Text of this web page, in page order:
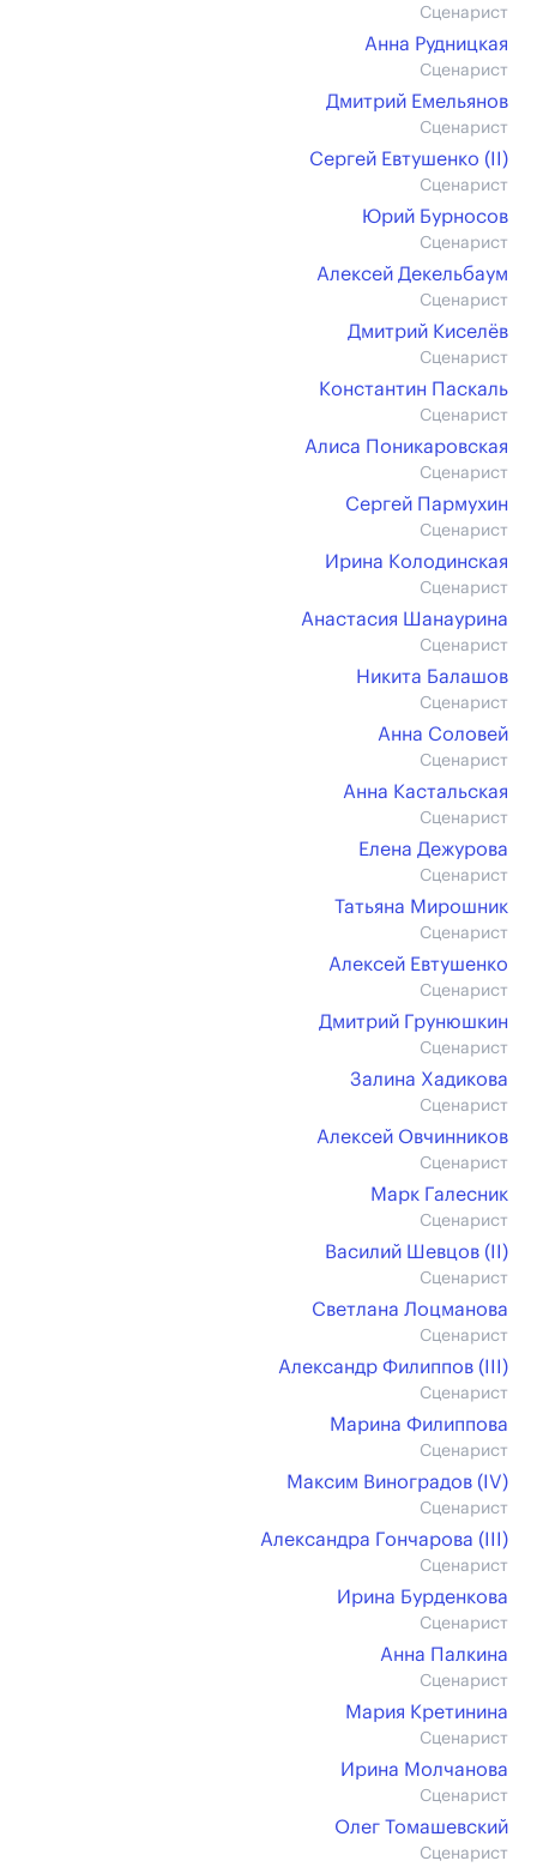
Сценарист
Анна Рудницкая
Сценарист
Дмитрий Емельянов
Сценарист
Сергей Евтушенко (II)
Сценарист
Юрий Бурносов
Сценарист
Алексей Декельбаум
Сценарист
Дмитрий Киселёв
Сценарист
Константин Паскаль
Сценарист
Алиса Поникаровская
Сценарист
Сергей Пармухин
Сценарист
Ирина Колодинская
Сценарист
Анастасия Шанаурина
Сценарист
Никита Балашов
Сценарист
Анна Соловей
Сценарист
Анна Кастальская
Сценарист
Елена Дежурова
Сценарист
Татьяна Мирошник
Сценарист
Алексей Евтушенко
Сценарист
Дмитрий Грунюшкин
Сценарист
Залина Хадикова
Сценарист
Алексей Овчинников
Сценарист
Марк Галесник
Сценарист
Василий Шевцов (II)
Сценарист
Светлана Лоцманова
Сценарист
Александр Филиппов (III)
Сценарист
Марина Филиппова
Сценарист
Максим Виноградов (IV)
Сценарист
Александра Гончарова (III)
Сценарист
Ирина Бурденкова
Сценарист
Анна Палкина
Сценарист
Мария Кретинина
Сценарист
Ирина Молчанова
Сценарист
Олег Томашевский
Сценарист